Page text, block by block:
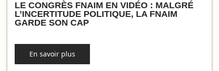
LE CONGRÈS FNAIM EN VIDÉO : MALGRÉ
L’INCERTITUDE POLITIQUE, LA FNAIM
GARDE SON CAP
En savoir plus